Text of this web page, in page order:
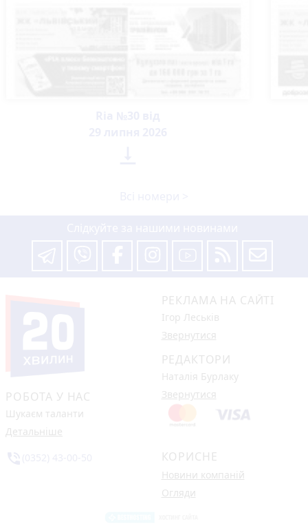
РОБОТА У НАС
Шукаєм таланти
Детальніше
РЕКЛАМА НА САЙТІ
Ігор Леськів
Звернутися
РЕДАКТОРИ
Наталія Бурлаку
Звернутися
КОРИСНЕ
Новини компаній
Огляди